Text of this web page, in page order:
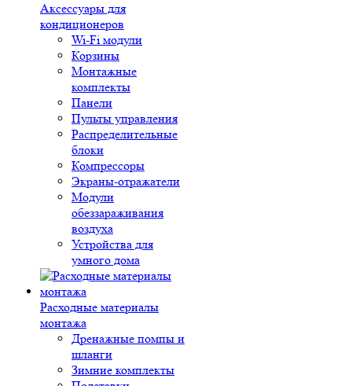
Аксессуары для
кондиционеров
Wi-Fi модули
Корзины
Монтажные
комплекты
Панели
Пульты управления
Распределительные
блоки
Компрессоры
Экраны-отражатели
Модули
обеззараживания
воздуха
Устройства для
умного дома
Расходные материалы
монтажа
Дренажные помпы и
шланги
Зимние комплекты